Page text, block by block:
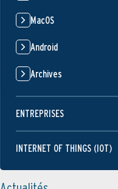
MacOS
Android
Archives
ENTREPRISES
INTERNET OF THINGS (IOT)